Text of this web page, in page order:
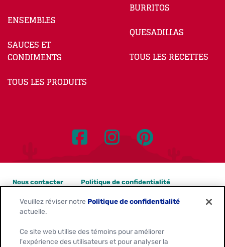
ENSEMBLES
SAUCES ET
CONDIMENTS
TOUS LES PRODUITS
BURRITOS
QUESADILLAS
TOUS LES RECETTES
Nous contacter Politique de confidentialité
Avis sur les témoins
Veuillez réviser notre Politique de confidentialité
actuelle.
Ce site web utilise des témoins pour améliorer
l'expérience des utilisateurs et pour analyser la